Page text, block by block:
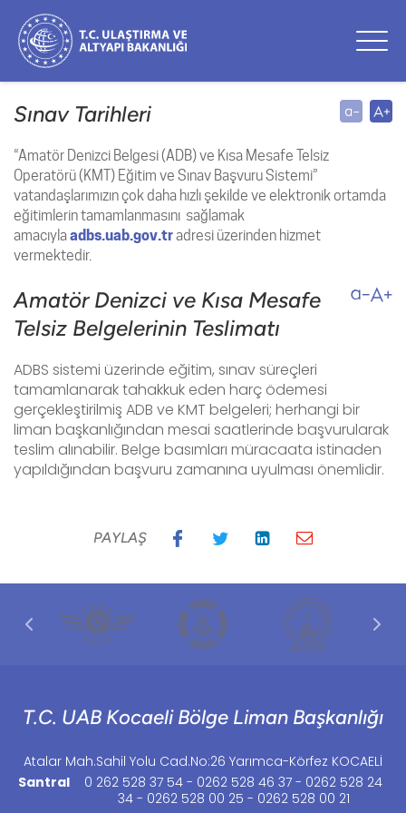
Sınav Tarihleri
“Amatör Denizci Belgesi (ADB) ve Kısa Mesafe Telsiz
Operatörü (KMT) Eğitim ve Sınav Başvuru Sistemi”
vatandaşlarımızın çok daha hızlı şekilde ve elektronik ortamda
eğitimlerin tamamlanmasını sağlamak
amacıylaadbs.uab.gov.tradresi üzerinden hizmet
vermektedir.
Amatör Denizci ve Kısa Mesafe
Telsiz Belgelerinin Teslimatı
ADBS sistemi üzerinde eğitim, sınav süreçleri
tamamlanarak tahakkuk eden harç ödemesi
gerçekleştirilmiş ADB ve KMT belgeleri; herhangi bir
liman başkanlığından mesai saatlerinde başvurularak
teslim alınabilir. Belge basımları müracaata istinaden
yapıldığından başvuru zamanına uyulması önemlidir.
PAYLAŞ
T.C. UAB Kocaeli Bölge Liman Başkanlığı
Atalar Mah.Sahil Yolu Cad.No:26 Yarımca-Körfez KOCAELİ
Santral
0 262 528 37 54 - 0262 528 46 37 - 0262 528 24
34 - 0262 528 00 25 - 0262 528 00 21